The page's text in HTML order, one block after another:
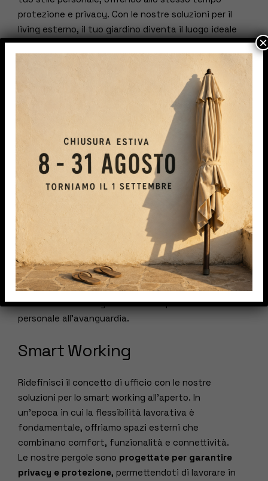
protezione e privacy. Con le nostre soluzioni per il
living esterno, il tuo giardino diventa il luogo ideale
per rilassarsi, intrattenere e godersi la vita all’aria
Porta il tuo allenamento al livello successivo con le
nostre soluzioni per palestre all’aperto. Progettate
per gli appassionati di fitness che desiderano
sfruttare al massimo gli spazi esterni
, le nostre
pergole offrono il mix perfetto di ombra e luce
naturale, creando l’ambiente ideale per il tuo
regime di allenamento. I materiali resistenti e il
design innovativo assicurano durata e resistenza
agli elementi, permettendoti di concentrarti sul
tuo allenamento in qualsiasi condizione meteo.
Che tu voglia creare uno spazio per yoga, pesistica
o cardio all’aperto, le nostre soluzioni su misura
trasformano il tuo giardino in una palestra
personale all’avanguardia.
Smart Working
Ridefinisci il concetto di ufficio con le nostre
soluzioni per lo smart working all’aperto. In
un’epoca in cui la flessibilità lavorativa è
fondamentale, offriamo spazi esterni che
combinano comfort, funzionalità e connettività.
Le nostre pergole sono progettate per garantire
privacy e protezione, permettendoti di lavorare in
×